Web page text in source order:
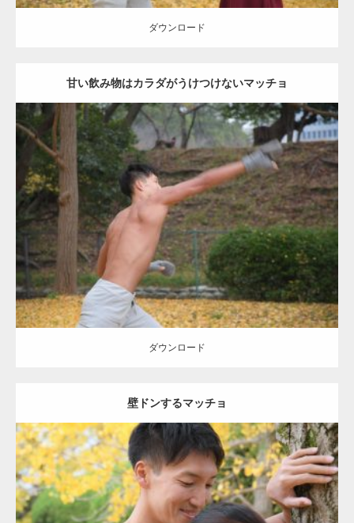
ダウンロード
甘い飲み物はカラダがうけつけないマッチョ
Update:2021.07.8
Category: 公園のマッチョ その他 AKIHITO(細マッチョ) 背中
ダウンロード
ダウンロード
壁ドンするマッチョ
Update: 2021.07.8
Category:公園のマッチョ その他 AKIHITO(細マッチョ) 大胸筋 肩 腹